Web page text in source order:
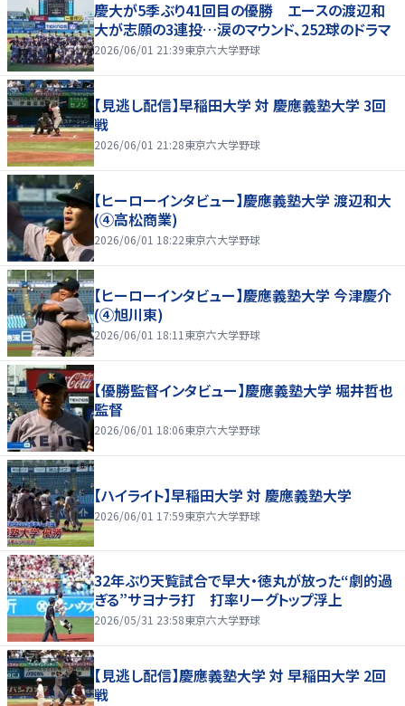
慶大が5季ぶり41回目の優勝 エースの渡辺和
大が志願の3連投…涙のマウンド、252球のドラマ
2026/06/01 21:39東京六大学野球
【見逃し配信】早稲田大学 対 慶應義塾大学 3回
戦
2026/06/01 21:28東京六大学野球
【ヒーローインタビュー】慶應義塾大学 渡辺和大
(④高松商業)
2026/06/01 18:22東京六大学野球
【ヒーローインタビュー】慶應義塾大学 今津慶介
(④旭川東)
2026/06/01 18:11 東京六大学野球
【優勝監督インタビュー】慶應義塾大学 堀井哲也
監督
2026/06/01 18:06東京六大学野球
【ハイライト】早稲田大学 対 慶應義塾大学
2026/06/01 17:59東京六大学野球
32年ぶり天覧試合で早大・徳丸が放った“劇的過
ぎる”サヨナラ打 打率リーグトップ浮上
2026/05/31 23:58東京六大学野球
【見逃し配信】慶應義塾大学 対 早稲田大学 2回
戦